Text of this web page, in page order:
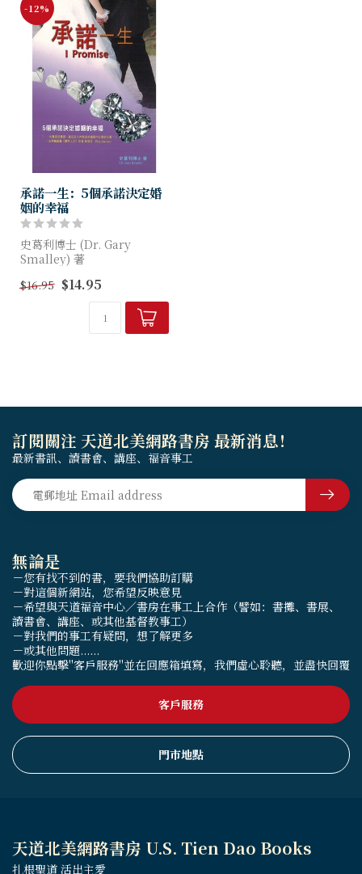
-12%
承諾一生：5個承諾決定婚
姻的幸福
史葛利博士 (Dr. Gary
Smalley) 著
作者提出夫婦二人需要同心作
出五個承諾，並因著婚姻所建
構的安全地帶和夫婦二人願意
委身、求變，他們將自然...
$16.95 $14.95
無論是
－您有找不到的書，要我們協助訂購
－對這個新網站，您希望反映意見
－希望與天道福音中心／書房在事工上合作（譬如：書攤、書展、
讀書會、講座、或其他基督教事工）
－對我們的事工有疑問，想了解更多
－或其他問題......
歡迎你點擊"客戶服務"並在回應箱填寫，我們虛心聆聽，並盡快回覆
客戶服務
門市地點
訂閱關注 天道北美網路書房 最新消息！
最新書訊、讀書會、講座、福音事工
天道北美網路書房 U.S. Tien Dao Books
扎根聖道 活出主愛